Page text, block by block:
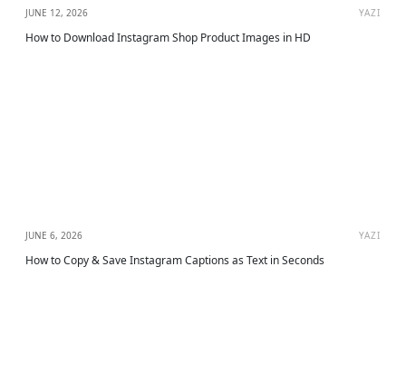
JUNE 12, 2026 YAZI
How to Download Instagram Shop Product Images in HD
JUNE 6, 2026 YAZI
How to Copy & Save Instagram Captions as Text in Seconds